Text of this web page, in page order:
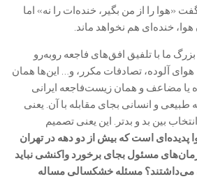
«هوا را از من بگیر، خنده‌ات را نه» اما
خنده‌ای هم نخواهد ماند.
ما با تلفیق افق‌های فاجعه روبه‌رو
آلوده، تصادفات مکرر، و… این‌ها همان
مضاعف و همان زیست‌فاجعه‌ ایرانی
و انسانی بجای مقابله با آن. یعنی
بین بد و بدتر. این یعنی تصمیم
پدیده‌ای است که بیش از دو دهه در تهران
مسئول‌ بجای برخورد واکنشی‌ نباید
می‌داشتند؟ مسئله خشکسالی مساله